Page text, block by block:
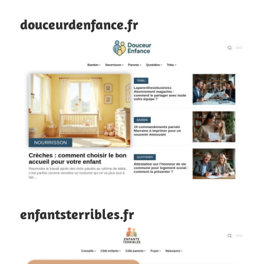
douceurdenfance.fr
enfantsterribles.fr